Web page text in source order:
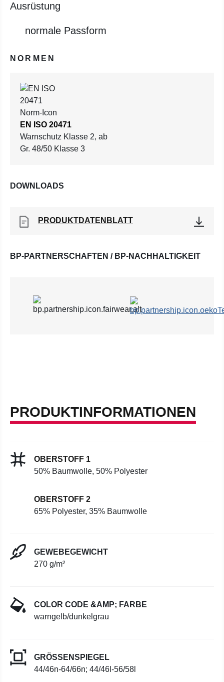
Ausrüstung
normale Passform
NORMEN
EN ISO 20471
Warnschutz Klasse 2, ab
Gr. 48/50 Klasse 3
DOWNLOADS
PRODUKTDATENBLATT
BP-PARTNERSCHAFTEN / BP-NACHHALTIGKEIT
PRODUKTINFORMATIONEN
OBERSTOFF 1
50% Baumwolle, 50% Polyester
OBERSTOFF 2
65% Polyester, 35% Baumwolle
GEWEBEGEWICHT
270 g/m²
COLOR CODE &AMP; FARBE
warngelb/dunkelgrau
GRÖSSENSPIEGEL
44/46n-64/66n; 44/46l-56/58l